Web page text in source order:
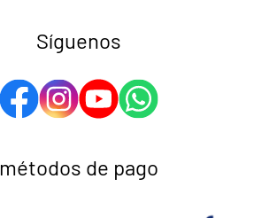
Síguenos
métodos de pago